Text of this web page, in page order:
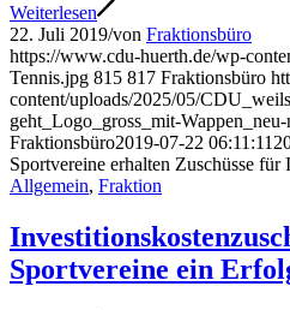
Weiterlesen
22. Juli 2019/von Fraktionsbüro
https://www.cdu-huerth.de/wp-
Tennis.jpg 815 817 Fraktionsbüro
content/uploads/2025/05/
geht_Logo_gross_mit-
Fraktionsbüro2019-07-22 06:11:11
Sportvereine erhalten Zuschüsse für
Allgemein, Fraktion
Sportvereine ein